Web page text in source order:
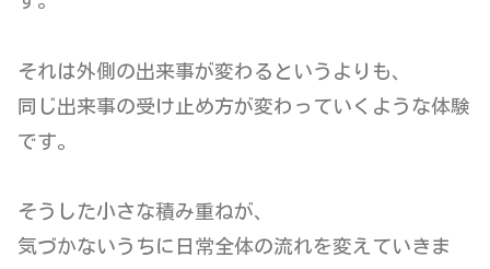
それは外側の出来事が変わるというよりも、
同じ出来事の受け止め方が変わっていくような体験
です。
そうした小さな積み重ねが、
気づかないうちに日常全体の流れを変えていきま